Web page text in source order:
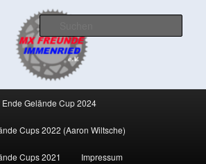
Immenried e.V.
Gelände Cups
Ende Gelände Cup 2024
Cups 2022 (Aaron Wiltsche)
Cups 2021 Impressum